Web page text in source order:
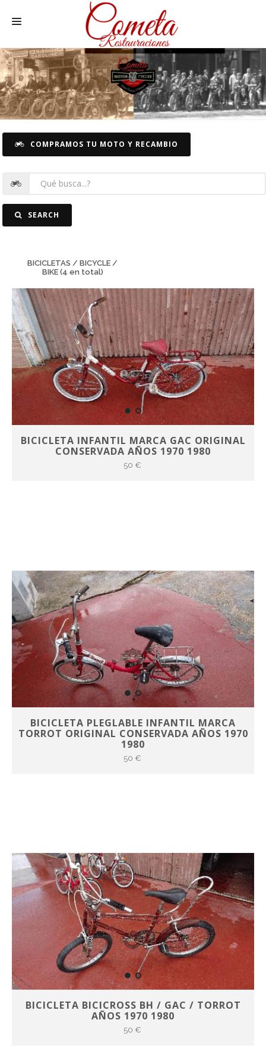
HOME
MOTOS NACIONALES Y OTRAS
REC. MOTOS
COMPRAMOS TU MOTO Y RECAMBIO
SEARCH
BICICLETAS / BICYCLE /
BIKE (4 en total)
BICICLETA INFANTIL MARCA GAC ORIGINAL
CONSERVADA AÑOS 1970 1980
50 €
BICICLETA PLEGLABLE INFANTIL MARCA
TORROT ORIGINAL CONSERVADA AÑOS 1970
1980
50 €
BICICLETA BICICROSS BH / GAC / TORROT
AÑOS 1970 1980
50 €